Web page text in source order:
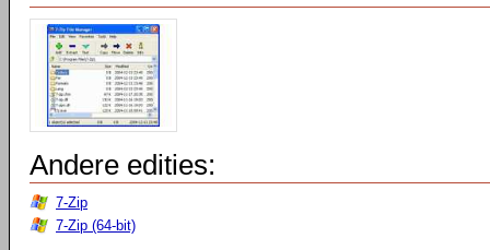
Andere edities:
7-Zip
7-Zip (64-bit)